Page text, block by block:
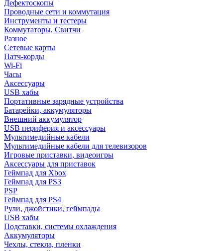
Дефектоскопы
Проводные сети и коммутация
Инструменты и тестеры
Коммутаторы, Свитчи
Разное
Сетевые карты
Патч-корды
Wi-Fi
Часы
Аксессуары
USB хабы
Портативные зарядные устройства
Батарейки, аккумуляторы
Внешний аккумулятор
USB периферия и аксессуары
Мультимедийные кабели
Мультимедийные кабели для телевизоров
Игровые приставки, видеоигры
Аксессуары для приставок
Геймпад для Xbox
Геймпад для PS3
PSP
Геймпад для PS4
Рули, джойстики, геймпады
USB хабы
Подставки, системы охлаждения
Аккумуляторы
Чехлы, стекла, пленки